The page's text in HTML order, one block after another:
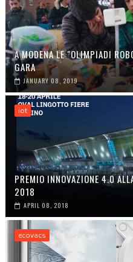
A MODENA LE "OLIMPIADI
GARA
JANUARY 08, 2019
iot
PREMIO INNOVAZIONE 4.0
2018
APRIL 08, 2018
ecovacs